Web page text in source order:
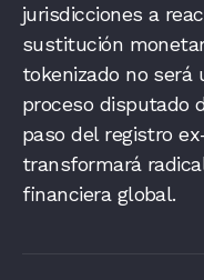
jurisdicciones a
sustitución
tokenizado no será
proceso disputado
paso del registro
transformará
financiera global.